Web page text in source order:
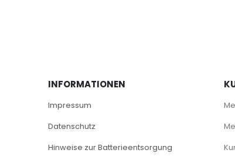
INFORMATIONEN
Impressum
Datenschutz
Hinweise zur Batterieentsorgung